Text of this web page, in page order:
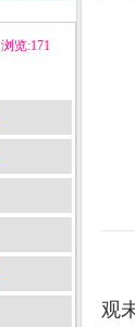
浏览:171
观